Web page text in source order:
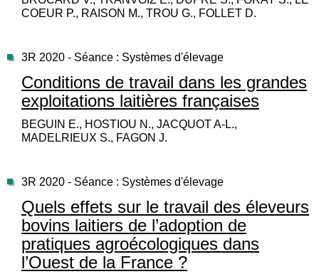
COEUR P., RAISON M., TROU G., FOLLET D.
3R 2020 - Séance : Systèmes d'élevage
Conditions de travail dans les grandes
exploitations laitières françaises
BEGUIN E., HOSTIOU N., JACQUOT A-L.,
MADELRIEUX S., FAGON J.
3R 2020 - Séance : Systèmes d'élevage
Quels effets sur le travail des éleveurs
bovins laitiers de l’adoption de
pratiques agroécologiques dans
l’Ouest de la France ?